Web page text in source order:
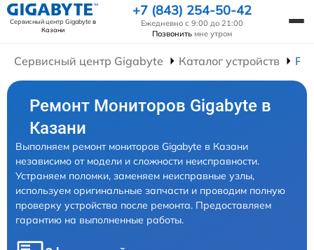
Сервисный центр Gigabyteв
Казани
+7 (843) 254-50-42
Ежедневно с 9:00 до 21:00
Позвонить мне утром
Сервисный центр Gigabyte Каталог устройств
Ремонт Мониторов Gigabyte в
Казани
Выполняем ремонт мониторов Gigabyte в Казани
независимо от модели и сложности неисправности.
Устраняем поломки, заменяем неисправные узлы,
используем оригинальные запчасти и проводим полную
проверку устройства после ремонта. Предоставляем
гарантию на выполненные работы.